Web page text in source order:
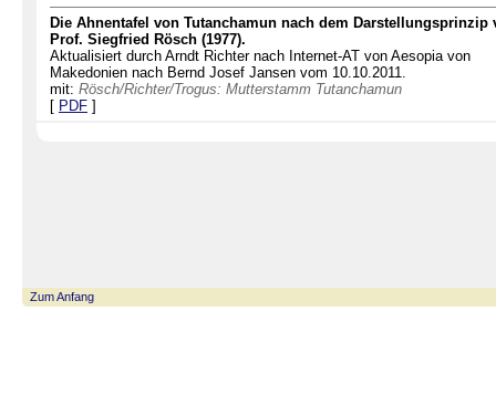
Die Ahnentafel von Tutanchamun nach dem Darstellungsprinzip
Prof. Siegfried Rösch (1977).
Aktualisiert durch Arndt Richter nach Internet-AT von Aesopia von
Makedonien nach Bernd Josef Jansen vom 10.10.2011.
mit: Rösch/Richter/Trogus: Mutterstamm Tutanchamun
[ PDF ]
Zum Anfang